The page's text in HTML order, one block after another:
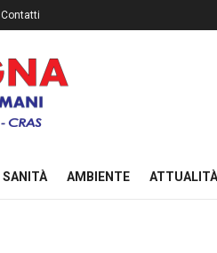
Contatti
SANITÀ AMBIENTE ATTUALITÀ